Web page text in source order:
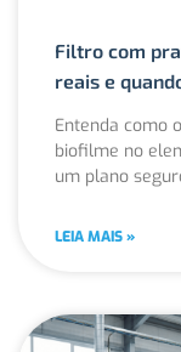
Filtro com
reais e
Entenda como
biofilme no
um plano
LEIA MAIS »